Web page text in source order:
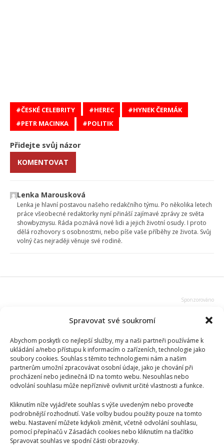
Spravovat své soukromí
Abychom poskytli co nejlepší služby, my a naši partneři používáme k
ukládání a/nebo přístupu k informacím o zařízeních, technologie jako
soubory cookies. Souhlas s těmito technologiemi nám a našim
partnerům umožní zpracovávat osobní údaje, jako je chování při
procházení nebo jedinečná ID na tomto webu. Nesouhlas nebo
odvolání souhlasu může nepříznivě ovlivnit určité vlastnosti a funkce.
Kliknutím níže vyjádřete souhlas s výše uvedeným nebo proveďte
podrobnější rozhodnutí. Vaše volby budou použity pouze na tomto
webu. Nastavení můžete kdykoli změnit, včetně odvolání souhlasu,
pomocí přepínačů v Zásadách cookies nebo kliknutím na tlačítko
Spravovat souhlas ve spodní části obrazovky.
ČESKÉ CELEBRITY HEREC
HYNEK ČERMÁK
PETR MACINKA
POLITIK
Přidejte svůj názor
KOMENTOVAT
Lenka Marousková
Lenka je hlavní postavou našeho redakčního týmu. Po několika letech
práce všeobecné redaktorky nyní přináší zajímavé zprávy ze světa
showbyznysu. Ráda poznává nové lidi a jejich životní osudy. I proto
dělá rozhovory s osobnostmi, nebo píše vaše příběhy ze života. Svůj
volný čas nejraději věnuje své rodině.